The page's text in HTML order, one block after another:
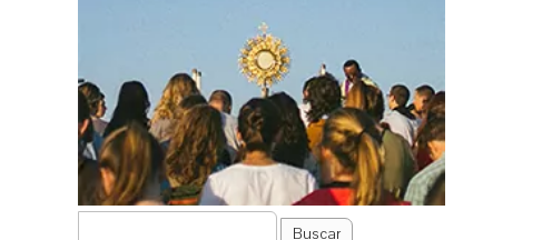
Buscar